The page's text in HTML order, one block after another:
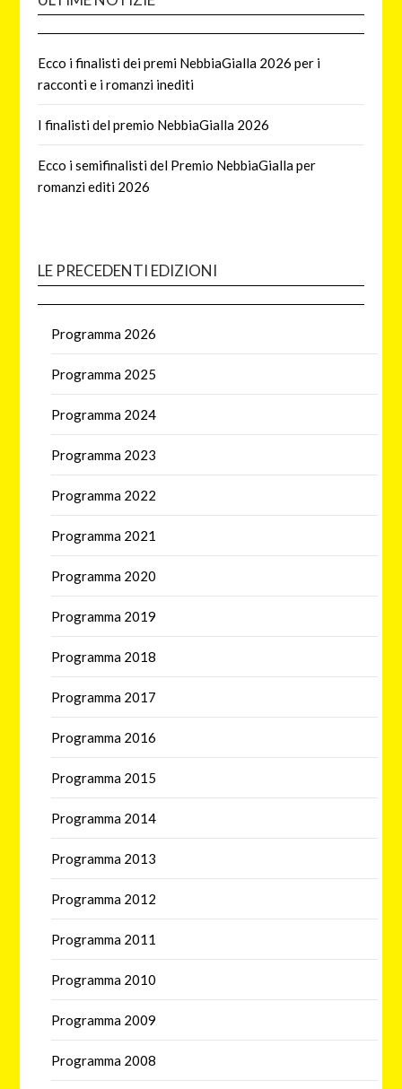
Ecco i finalisti dei premi NebbiaGialla 2026 per i
racconti e i romanzi inediti
I finalisti del premio NebbiaGialla 2026
Ecco i semifinalisti del Premio NebbiaGialla per
romanzi editi 2026
LE PRECEDENTI EDIZIONI
Programma 2026
Programma 2025
Programma 2024
Programma 2023
Programma 2022
Programma 2021
Programma 2020
Programma 2019
Programma 2018
Programma 2017
Programma 2016
Programma 2015
Programma 2014
Programma 2013
Programma 2012
Programma 2011
Programma 2010
Programma 2009
Programma 2008